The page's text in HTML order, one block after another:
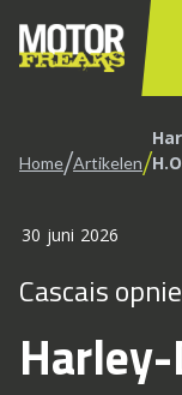
Home/Artikelen/
30 juni 2026
Cascais